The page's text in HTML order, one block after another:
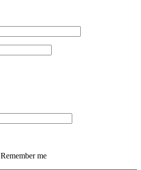
Remember me